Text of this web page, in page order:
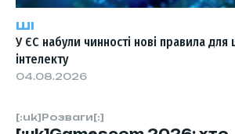
[:uk]Розваги[:]
ШІ
У ЄС набули чинності нові правила для
інтелекту
04.08.2026